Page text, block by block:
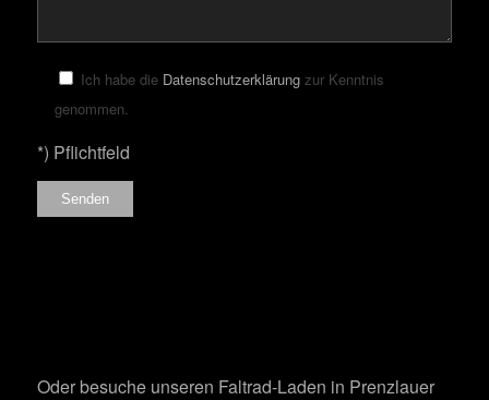
Bitte lasse dieses Feld leer.
Ich habe die Datenschutzerklärungzur Kenntnis
genommen.
*) Pflichtfeld
Oder besuche unseren Faltrad-Laden in Prenzlauer